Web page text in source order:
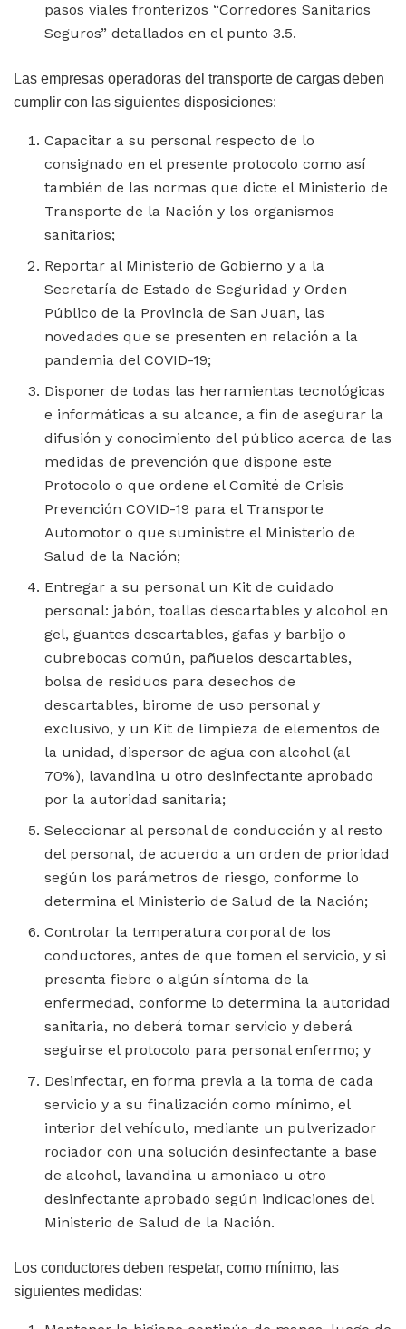
pasos viales fronterizos “Corredores Sanitarios
Seguros” detallados en el punto 3.5.
Las empresas operadoras del transporte de cargas deben
cumplir con las siguientes disposiciones:
Capacitar a su personal respecto de lo
consignado en el presente protocolo como así
también de las normas que dicte el Ministerio de
Transporte de la Nación y los organismos
sanitarios;
Reportar al Ministerio de Gobierno y a la
Secretaría de Estado de Seguridad y Orden
Público de la Provincia de San Juan, las
novedades que se presenten en relación a la
pandemia del COVID-19;
Disponer de todas las herramientas tecnológicas
e informáticas a su alcance, a fin de asegurar la
difusión y conocimiento del público acerca de las
medidas de prevención que dispone este
Protocolo o que ordene el Comité de Crisis
Prevención COVID-19 para el Transporte
Automotor o que suministre el Ministerio de
Salud de la Nación;
Entregar a su personal un Kit de cuidado
personal: jabón, toallas descartables y alcohol en
gel, guantes descartables, gafas y barbijo o
cubrebocas común, pañuelos descartables,
bolsa de residuos para desechos de
descartables, birome de uso personal y
exclusivo, y un Kit de limpieza de elementos de
la unidad, dispersor de agua con alcohol (al
70%), lavandina u otro desinfectante aprobado
por la autoridad sanitaria;
Seleccionar al personal de conducción y al resto
del personal, de acuerdo a un orden de prioridad
según los parámetros de riesgo, conforme lo
determina el Ministerio de Salud de la Nación;
Controlar la temperatura corporal de los
conductores, antes de que tomen el servicio, y si
presenta fiebre o algún síntoma de la
enfermedad, conforme lo determina la autoridad
sanitaria, no deberá tomar servicio y deberá
seguirse el protocolo para personal enfermo; y
Desinfectar, en forma previa a la toma de cada
servicio y a su finalización como mínimo, el
interior del vehículo, mediante un pulverizador
rociador con una solución desinfectante a base
de alcohol, lavandina u amoniaco u otro
desinfectante aprobado según indicaciones del
Ministerio de Salud de la Nación.
Los conductores deben respetar, como mínimo, las
siguientes medidas: